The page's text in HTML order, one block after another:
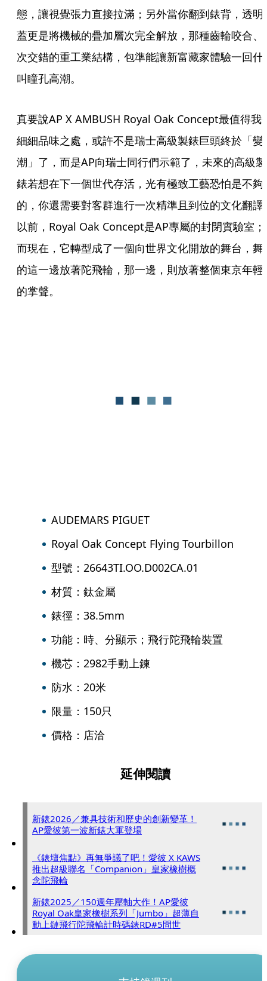
態，讓視覺張力直接拉滿；另外當你翻到錶背，透明
蓋更是將機械的疊加層次完全解放，那種齒輪咬合、
次交錯的重工業結構，包準能讓新富藏家體驗一回什
叫瞳孔高潮。
真要說AP X AMBUSH Royal Oak Concept最值得我
細細品味之處，或許不是瑞士高級製錶巨頭終於「變
潮」了，而是AP向瑞士同行們示範了，未來的高級製
錶若想在下一個世代存活，光有極致工藝恐怕是不夠
的，你還需要對客群進行一次精準且到位的文化翻譯
以前，Royal Oak Concept是AP專屬的封閉實驗室；
而現在，它轉型成了一個向世界文化開放的舞台，舞
的這一邊放著陀飛輪，那一邊，則放著整個東京年輕
的掌聲。
AUDEMARS PIGUET
Royal Oak Concept Flying Tourbillon
型號：26643TI.OO.D002CA.01
材質：鈦金屬
錶徑：38.5mm
功能：時、分顯示；飛行陀飛輪裝置
機芯：2982手動上鍊
防水：20米
限量：150只
價格：店洽
延伸閱讀
新錶2026／兼具技術和歷史的創新變革！
AP愛彼第一波新錶大軍登場
《錶壇焦點》再無爭議了吧！愛彼 X KAWS
推出超級聯名「Companion」皇家橡樹概
念陀飛輪
新錶2025／150週年壓軸大作！AP愛彼
Royal Oak皇家橡樹系列「Jumbo」超薄自
動上鏈飛行陀飛輪計時碼錶RD#5問世